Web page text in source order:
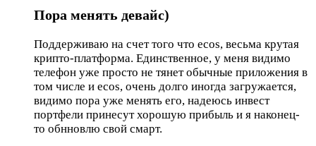
Пора менять девайс)
Поддерживаю на счет того что ecos, весьма крутая
крипто-платформа. Единственное, у меня видимо
телефон уже просто не тянет обычные приложения в
том числе и ecos, очень долго иногда загружается,
видимо пора уже менять его, надеюсь инвест
портфели принесут хорошую прибыль и я наконец-
то обнновлю свой смарт.